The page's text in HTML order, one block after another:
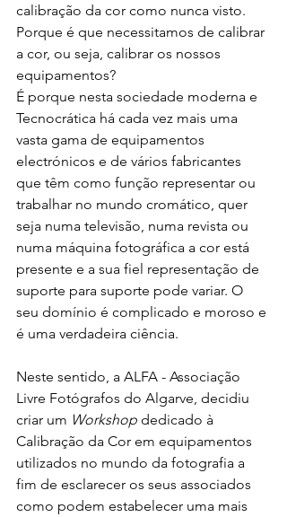
calibração da cor como nunca visto.
Porque é que necessitamos de calibrar
a cor, ou seja, calibrar os nossos
equipamentos?
É porque nesta sociedade moderna e
Tecnocrática há cada vez mais uma
vasta gama de equipamentos
electrónicos e de vários fabricantes
que têm como função representar ou
trabalhar no mundo cromático, quer
seja numa televisão, numa revista ou
numa máquina fotográfica a cor está
presente e a sua fiel representação de
suporte para suporte pode variar. O
seu domínio é complicado e moroso e
é uma verdadeira ciência.
Neste sentido, a ALFA - Associação
Livre Fotógrafos do Algarve, decidiu
criar um Workshop dedicado à
Calibração da Cor em equipamentos
utilizados no mundo da fotografia a
fim de esclarecer os seus associados
como podem estabelecer uma mais